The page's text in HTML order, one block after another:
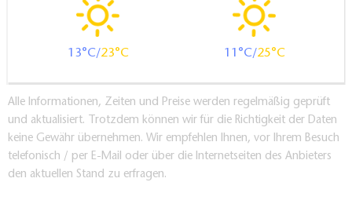
13 23 11 25
Alle Informationen, Zeiten und Preise werden regelmäßig geprüft
und aktualisiert. Trotzdem können wir für die Richtigkeit der Daten
keine Gewähr übernehmen. Wir empfehlen Ihnen, vor Ihrem Besuch
telefonisch / per E-Mail oder über die Internetseiten des Anbieters
den aktuellen Stand zu erfragen.